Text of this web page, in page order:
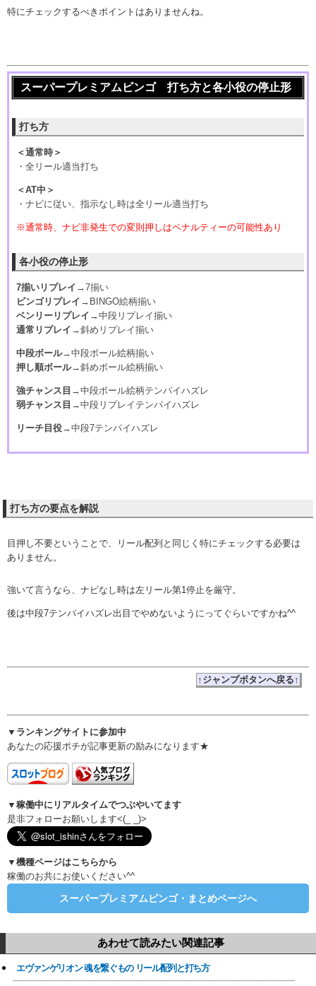
特にチェックするべきポイントはありませんね。
スーパープレミアムビンゴ 打ち方と各小役の停止形
打ち方
＜通常時＞
・全リール適当打ち
＜AT中＞
・ナビに従い、指示なし時は全リール適当打ち
※通常時、ナビ非発生での変則押しはペナルティーの可能性あり
各小役の停止形
7揃いリプレイ →7揃い
ビンゴリプレイ →BINGO絵柄揃い
ベンリーリプレイ →中段リプレイ揃い
通常リプレイ →斜めリプレイ揃い
中段ボール→中段ボール絵柄揃い
押し順ボール→斜めボール絵柄揃い
強チャンス目 →中段ボール絵柄テンパイハズレ
弱チャンス目 →中段リプレイテンパイハズレ
リーチ目役→中段7テンパイハズレ
打ち方の要点を解説
目押し不要ということで、リール配列と同じく特にチェックする必要は
ありません。
強いて言うなら、ナビなし時は左リール第1停止を厳守。
後は中段7テンパイハズレ出目でやめないようにってぐらいですかね^^
↑ジャンプボタンへ戻る↑
▼ランキングサイトに参加中
あなたの応援ポチが記事更新の励みになります★
▼稼働中にリアルタイムでつぶやいてます
是非フォローお願いします<(_ _)>
▼機種ページはこちらから
稼働のお共にお使いください^^
スーパープレミアムビンゴ・まとめページへ
あわせて読みたい関連記事
エヴァンゲリオン 魂を繋ぐもの リール配列と打ち方